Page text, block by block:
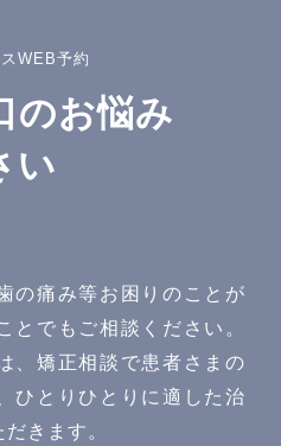
平塚1-6-19 フォンテーヌ戸
WEB予約
のお悩み
い
の痛み等お困りのことが
とでもご相談ください。
、矯正相談で患者さまの
ひとりひとりに適した治
きます。